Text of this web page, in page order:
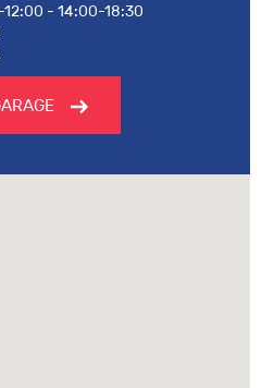
- 14:00-18:30